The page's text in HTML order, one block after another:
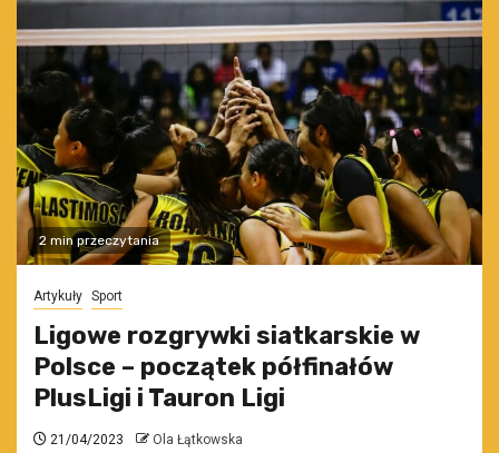
2 min przeczytania
Artykuły Sport
Ligowe rozgrywki siatkarskie w
Polsce – początek półfinałów
PlusLigi i Tauron Ligi
21/04/2023 Ola Łątkowska